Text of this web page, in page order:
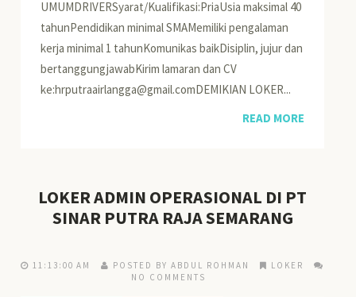
UMUMDRIVERSyarat/Kualifikasi:PriaUsia maksimal 40
tahunPendidikan minimal SMAMemiliki pengalaman
kerja minimal 1 tahunKomunikas baikDisiplin, jujur dan
bertanggungjawabKirim lamaran dan CV
ke:hrputraairlangga@gmail.comDEMIKIAN LOKER...
READ MORE
LOKER ADMIN OPERASIONAL DI PT
SINAR PUTRA RAJA SEMARANG
11:13:00 AM POSTED BY ABDUL ROHMAN
LOKER
NO COMMENTS